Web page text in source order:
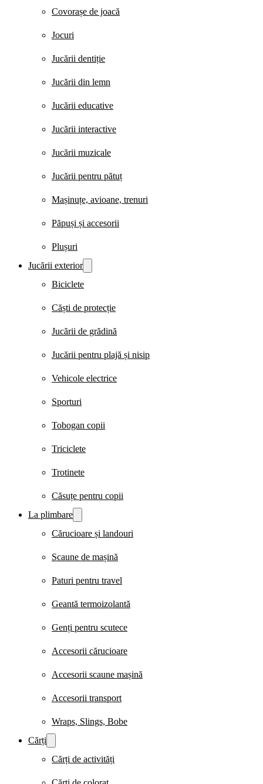
Covorașe de joacă
Jocuri
Jucării dentiție
Jucării din lemn
Jucării educative
Jucării interactive
Jucării muzicale
Jucării pentru pătuț
Mașinuțe, avioane, trenuri
Păpuși și accesorii
Plușuri
Jucării exterior
Biciclete
Căști de protecție
Jucării de grădină
Jucării pentru plajă și nisip
Vehicole electrice
Sporturi
Tobogan copii
Triciclete
Trotinete
Căsuțe pentru copii
La plimbare
Cărucioare și landouri
Scaune de mașină
Paturi pentru travel
Geantă termoizolantă
Genți pentru scutece
Accesorii cărucioare
Accesorii scaune mașină
Accesorii transport
Wraps, Slings, Bobe
Cărți
Cărți de activități